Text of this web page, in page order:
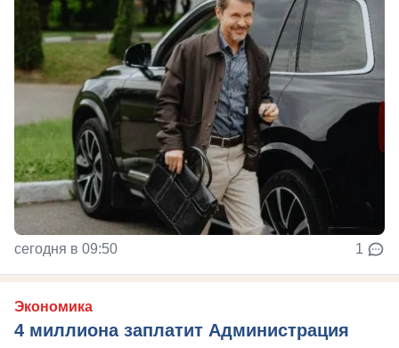
сегодня в 09:50 1
Экономика
4 миллиона заплатит Администрация